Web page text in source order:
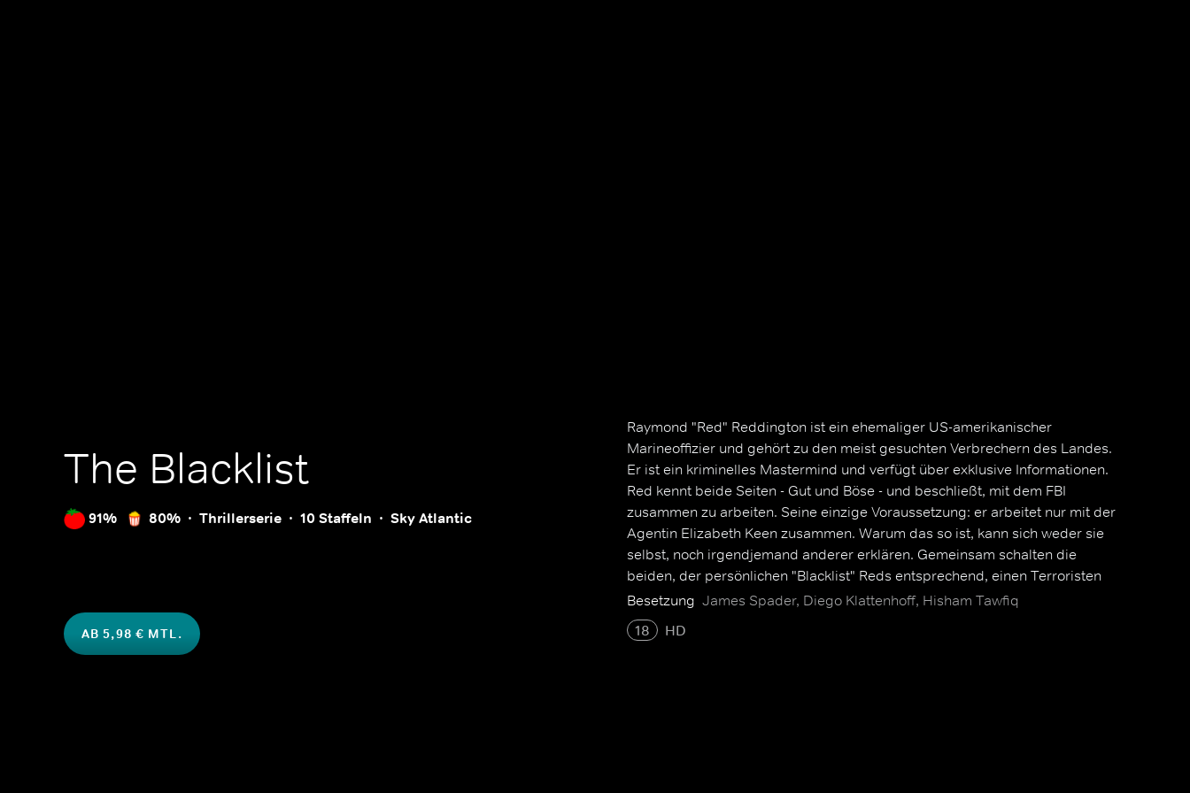
The Blacklist
91% 80% Thrillerserie 10 Staffeln Sky Atlantic
AB 5,98 € MTL.
Raymond "Red" Reddington ist ein ehemaliger US-amerikanischer
Marineoffizier und gehört zu den meist gesuchten Verbrechern des Landes.
Er ist ein kriminelles Mastermind und verfügt über exklusive Informationen.
Red kennt beide Seiten - Gut und Böse - und beschließt, mit dem FBI
zusammen zu arbeiten. Seine einzige Voraussetzung: er arbeitet nur mit der
Agentin Elizabeth Keen zusammen. Warum das so ist, kann sich weder sie
selbst, noch irgendjemand anderer erklären. Gemeinsam schalten die
beiden, der persönlichen "Blacklist" Reds entsprechend, einen Terroristen
nach dem anderen aus.
Besetzung James Spader, Diego Klattenhoff, Hisham Tawfiq
18
HD